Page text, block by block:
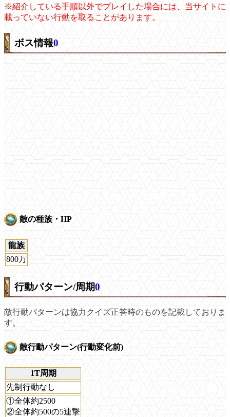
※紹介している手順以外でプレイした場合には、当サイトに
載っていない行動を取ることがあります。
ボス情報0
敵の種族・HP
龍族
800万
行動パターン/周期0
敵行動パターンは協力クイズ正答時のものを記載しておりま
す。
敵行動パターン(行動変化前)
1T周期
先制行動なし
①全体約2500
②全体約500の5連撃